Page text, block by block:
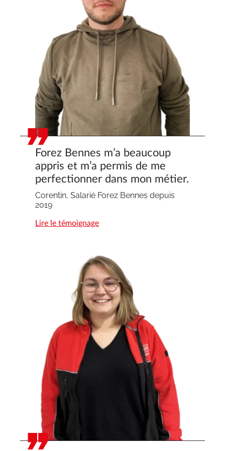
Forez Bennes m’a beaucoup
appris et m’a permis de me
perfectionner dans mon métier.
Corentin, Salarié Forez Bennes depuis
2019
Lire le témoignage